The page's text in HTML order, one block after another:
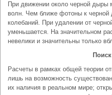
При движении около черной дыры
волн. Чем ближе фотоны к черной
колебаний. При удалении от
уменьшается. На значительном
невелики и значительны только
Расчеты в рамках общей теории
лишь на возможность
их наличия в реальном мире;